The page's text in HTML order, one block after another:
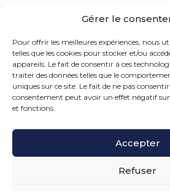
Gérer le
Pour offrir les meilleures expériences, nous
telles que les cookies pour stocker et/ou
appareils. Le fait de consentir à ces
traiter des données telles que le
uniques sur ce site. Le fait de ne pas
consentement peut avoir un effet négatif
et fonctions.
Accepter
Refuser
Commentaires récents
Aucun commentaire à
15 rue de la Bonne Rencontre –
Voisins